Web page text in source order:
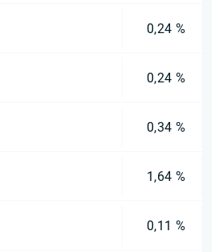
0,24 %
0,24 %
0,34 %
1,64 %
0,11 %